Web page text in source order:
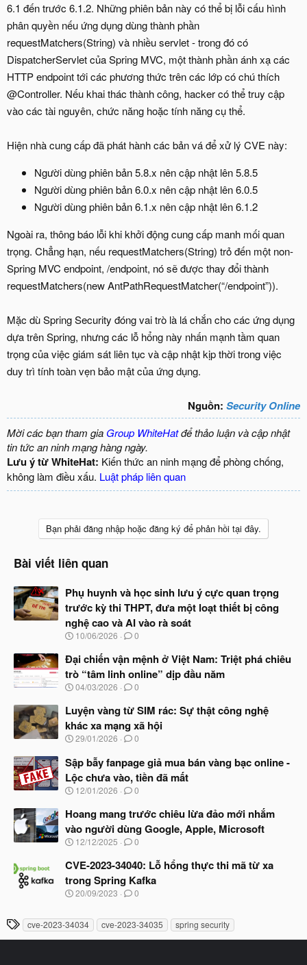
6.1 đến trước 6.1.2. Những phiên bản này có thể bị lỗi cấu hình
phân quyền nếu ứng dụng dùng thành phần
requestMatchers(String) và nhiều servlet - trong đó có
DispatcherServlet của Spring MVC, một thành phần ánh xạ các
HTTP endpoint tới các phương thức trên các lớp có chú thích
@Controller. Nếu khai thác thành công, hacker có thể truy cập
vào các tài nguyên, chức năng hoặc tính năng cụ thể.
Hiện nhà cung cấp đã phát hành các bản vá để xử lý CVE này:
Người dùng phiên bản 5.8.x nên cập nhật lên 5.8.5
Người dùng phiên bản 6.0.x nên cập nhật lên 6.0.5
Người dùng phiên bản 6.1.x nên cập nhật lên 6.1.2
Ngoài ra, thông báo lỗi khi khởi động cung cấp manh mối quan
trọng. Chẳng hạn, nếu requestMatchers(String) trỏ đến một non-
Spring MVC endpoint, /endpoint, nó sẽ được thay đổi thành
requestMatchers(new AntPathRequestMatcher(“/endpoint”)).
Mặc dù Spring Security đóng vai trò là lá chắn cho các ứng dụng
dựa trên Spring, nhưng các lỗ hổng này nhấn mạnh tầm quan
trọng của việc giám sát liên tục và cập nhật kịp thời trong việc
duy trì tính toàn vẹn bảo mật của ứng dụng.
Nguồn: Security Online
Mời các bạn tham gia Group WhiteHatđể thảo luận và cập nhật
tin tức an ninh mạng hàng ngày.
Lưu ý từ WhiteHat: Kiến thức an ninh mạng để phòng chống,
không làm điều xấu. Luật pháp liên quan
Bạn phải đăng nhập hoặc đăng ký để phản hồi tại đây.
Bài viết liên quan
Phụ huynh và học sinh lưu ý cực quan trọng
trước kỳ thi THPT, đưa một loạt thiết bị công
nghệ cao và AI vào rà soát
N
à
y
b
ắ
đ
ầ
u
10/06/2026 0
Đại chiến vận mệnh ở Việt Nam: Triệt phá chiêu
trò “tâm linh online” dịp đầu năm
N
à
y
b
ắ
đ
ầ
u
04/03/2026 0
Luyện vàng từ SIM rác: Sự thật công nghệ
khác xa mạng xã hội
N
à
y
b
ắ
đ
ầ
u
29/01/2026 0
Sập bẫy fanpage giả mua bán vàng bạc online -
Lộc chưa vào, tiền đã mất
N
à
b
ắ
đ
ầ
u
12/01/2026 0
Hoang mang trước chiêu lừa đảo mới nhắm
vào người dùng Google, Apple, Microsoft
N
à
b
ắ
đ
ầ
u
12/12/2025 0
CVE-2023-34040: Lỗ hổng thực thi mã từ xa
trong Spring Kafka
N
y
20/09/2023 0
T
h
cve-2023-34034 cve-2023-34035 spring security